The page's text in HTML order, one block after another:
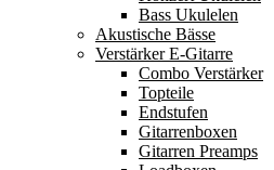
Bass Ukulelen
Akustische Bässe
Verstärker E-Gitarre
Combo Verstärker
Topteile
Endstufen
Gitarrenboxen
Gitarren Preamps